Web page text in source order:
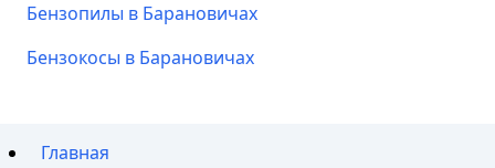
Бензопилы в Барановичах
Бензокосы в Барановичах
Главная